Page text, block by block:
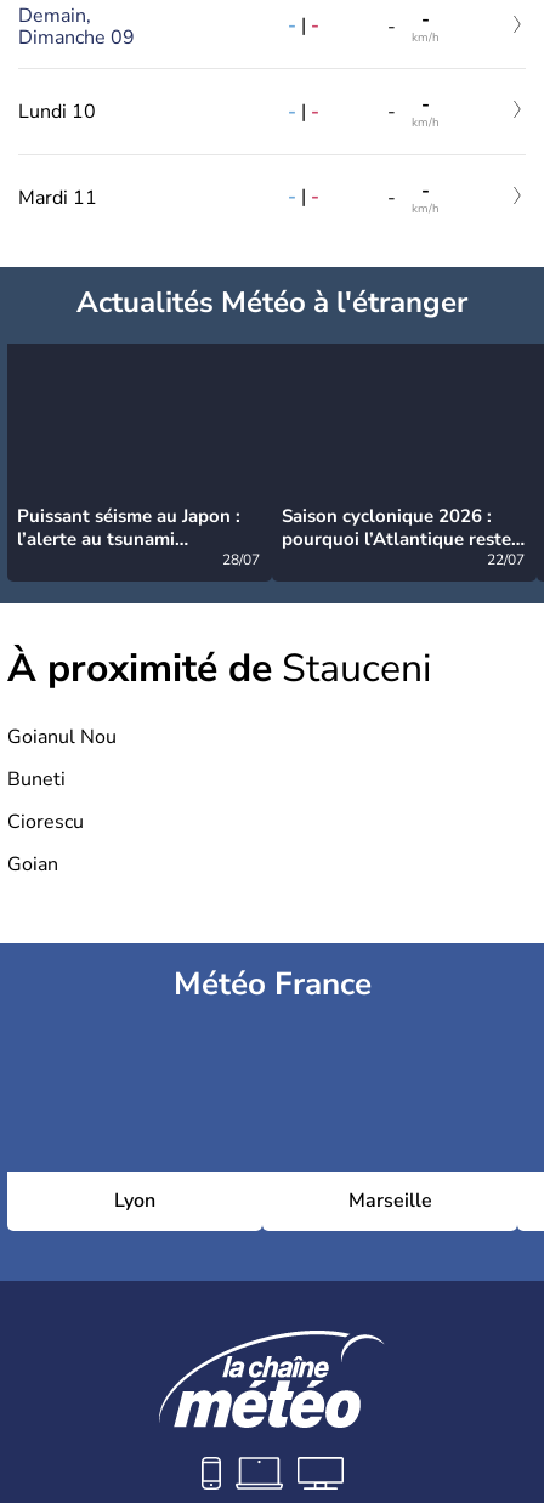
Demain,
Dimanche 09
- | - - -
km/h
Lundi 10 - | - - -
km/h
Mardi 11 - | - - -
km/h
Actualités Météo à l'étranger
Puissant séisme au Japon :
l’alerte au tsunami
28/07
Saison cyclonique 2026 :
pourquoi l’Atlantique reste
22/07
À proximité de Stauceni
Goianul Nou
Buneti
Ciorescu
Goian
Météo France
Lyon Marseille